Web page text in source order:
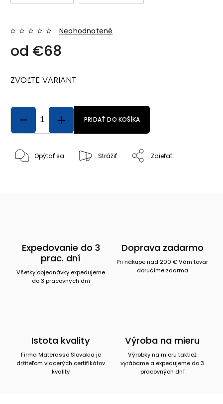
Neohodnotené
od €68
ZVOĽTE VARIANT
PRIDAŤ DO KOŠÍKA
Opýtať sa Strážiť Zdieľať
Expedovanie do 3
prac. dní
Všetky objednávky expedujeme
do 3 pracovných dní
Doprava zadarmo
Pri nákupe nad 200 € Vám tovar
doručíme zdarma
Istota kvality
Firma Materasso Slovakia je
držiteľom viacerých certifikátov
kvality
Výroba na mieru
Výrobky na mieru taktiež
vyrábame a expedujeme do 3
pracovných dní